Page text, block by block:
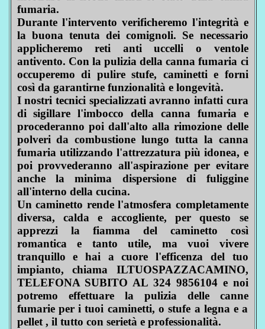
fumaria.
Durante l'intervento verificheremo l'integrità e
la buona tenuta dei comignoli. Se necessario
applicheremo reti anti uccelli o ventole
antivento. Con la pulizia della canna fumaria ci
occuperemo di pulire stufe, caminetti e forni
così da garantirne funzionalità e longevità.
I nostri tecnici specializzati avranno infatti cura
di sigillare l'imbocco della canna fumaria e
procederanno poi dall'alto alla rimozione delle
polveri da combustione lungo tutta la canna
fumaria utilizzando l'attrezzatura più idonea, e
poi provvederanno all'aspirazione per evitare
anche la minima dispersione di fuliggine
all'interno della cucina.
Un caminetto rende l'atmosfera completamente
diversa, calda e accogliente, per questo se
apprezzi la fiamma del caminetto così
romantica e tanto utile, ma vuoi vivere
tranquillo e hai a cuore l'efficenza del tuo
impianto, chiama ILTUOSPAZZACAMINO,
TELEFONA SUBITO AL 324 9856104 e noi
potremo effettuare la pulizia delle canne
fumarie per i tuoi caminetti, o stufe a legna e a
pellet , il tutto con serietà e professionalità.